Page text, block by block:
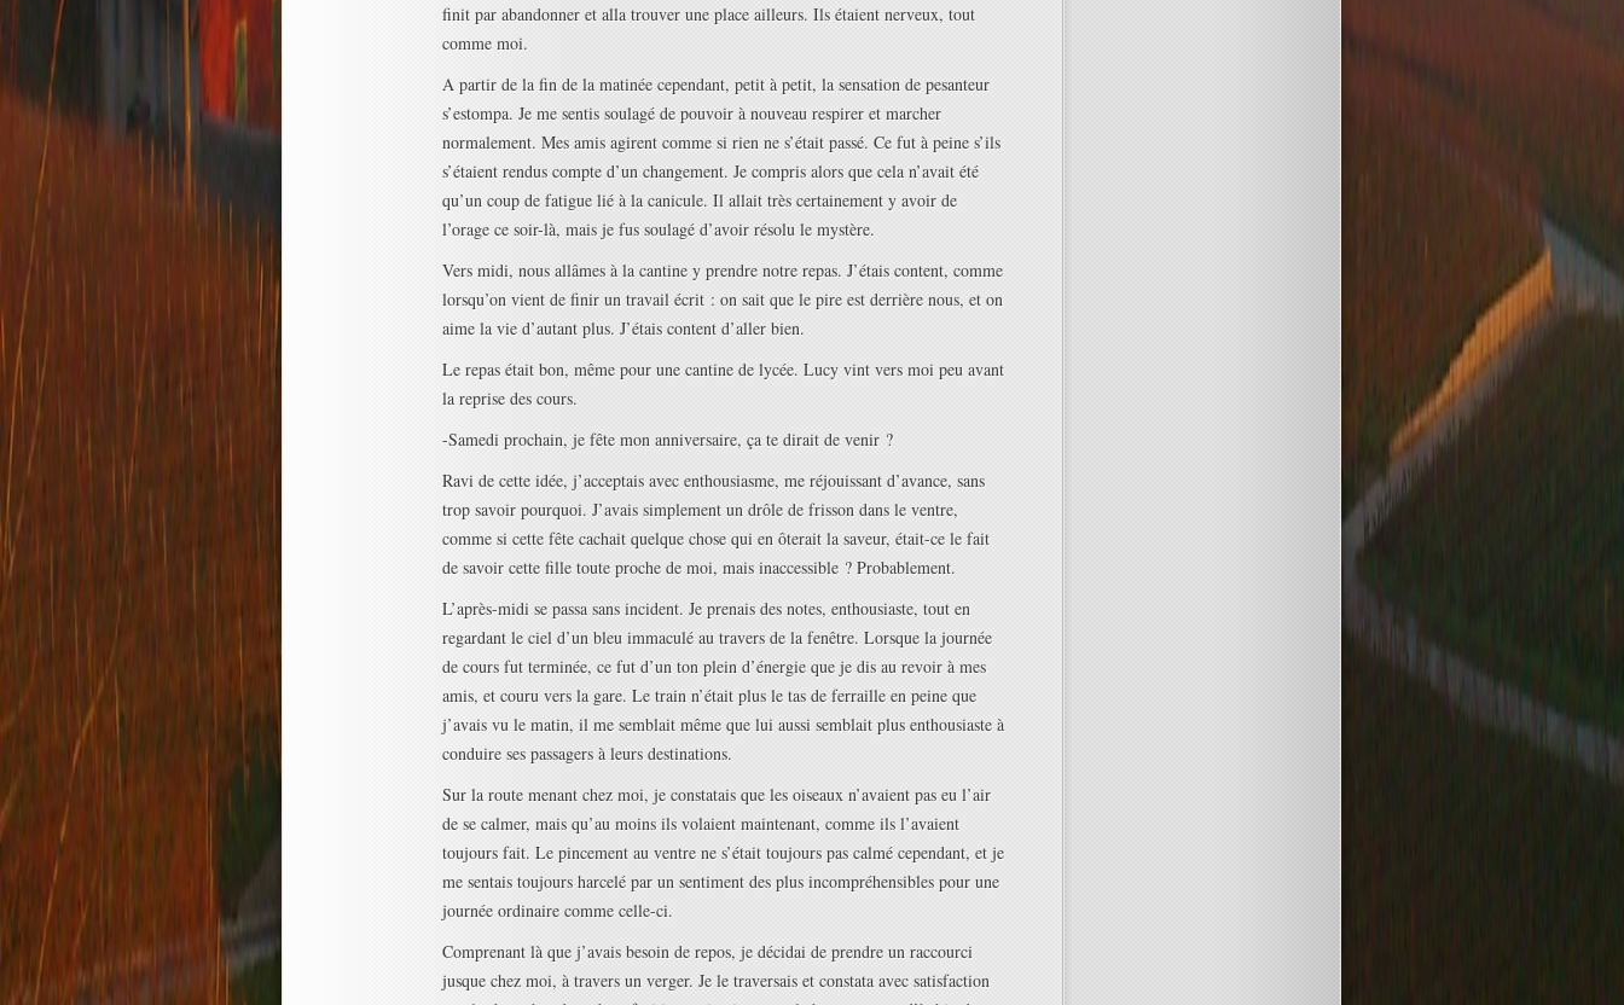
finit par abandonner et alla trouver une place ailleurs. Ils étaient nerveux, tout
comme moi.
A partir de la fin de la matinée cependant, petit à petit, la sensation de pesanteur
s’estompa. Je me sentis soulagé de pouvoir à nouveau respirer et marcher
normalement. Mes amis agirent comme si rien ne s’était passé. Ce fut à peine s’ils
s’étaient rendus compte d’un changement. Je compris alors que cela n’avait été
qu’un coup de fatigue lié à la canicule. Il allait très certainement y avoir de
l’orage ce soir-là, mais je fus soulagé d’avoir résolu le mystère.
Vers midi, nous allâmes à la cantine y prendre notre repas. J’étais content, comme
lorsqu’on vient de finir un travail écrit : on sait que le pire est derrière nous, et on
aime la vie d’autant plus. J’étais content d’aller bien.
Le repas était bon, même pour une cantine de lycée. Lucy vint vers moi peu avant
la reprise des cours.
-Samedi prochain, je fête mon anniversaire, ça te dirait de venir ?
Ravi de cette idée, j’acceptais avec enthousiasme, me réjouissant d’avance, sans
trop savoir pourquoi. J’avais simplement un drôle de frisson dans le ventre,
comme si cette fête cachait quelque chose qui en ôterait la saveur, était-ce le fait
de savoir cette fille toute proche de moi, mais inaccessible ? Probablement.
L’après-midi se passa sans incident. Je prenais des notes, enthousiaste, tout en
regardant le ciel d’un bleu immaculé au travers de la fenêtre. Lorsque la journée
de cours fut terminée, ce fut d’un ton plein d’énergie que je dis au revoir à mes
amis, et couru vers la gare. Le train n’était plus le tas de ferraille en peine que
j’avais vu le matin, il me semblait même que lui aussi semblait plus enthousiaste à
conduire ses passagers à leurs destinations.
Sur la route menant chez moi, je constatais que les oiseaux n’avaient pas eu l’air
de se calmer, mais qu’au moins ils volaient maintenant, comme ils l’avaient
toujours fait. Le pincement au ventre ne s’était toujours pas calmé cependant, et je
me sentais toujours harcelé par un sentiment des plus incompréhensibles pour une
journée ordinaire comme celle-ci.
Comprenant là que j’avais besoin de repos, je décidai de prendre un raccourci
jusque chez moi, à travers un verger. Je le traversais et constata avec satisfaction